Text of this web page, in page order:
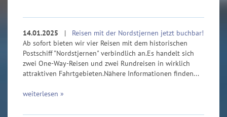
14.01.2025 | Reisen mit der Nordstjernen jetzt buchbar!
Ab sofort bieten wir vier Reisen mit dem historischen
Postschiff "Nordstjernen" verbindlich an.Es handelt sich
zwei One-Way-Reisen und zwei Rundreisen in wirklich
attraktiven Fahrtgebieten.Nähere Informationen finden...
weiterlesen »